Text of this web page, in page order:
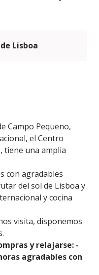
Lisboa
Campo Pequeno,
el Centro
tiene una amplia
con agradables
del sol de Lisboa y
y cocina
visita, disponemos
y relajarse: -
agradables con